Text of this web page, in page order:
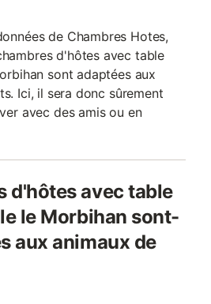
de Chambres Hotes,
d'hôtes avec table
sont adaptées aux
Ici, il sera donc sûrement
avec des amis ou en
d'hôtes avec table
le Morbihan sont-
aux animaux de